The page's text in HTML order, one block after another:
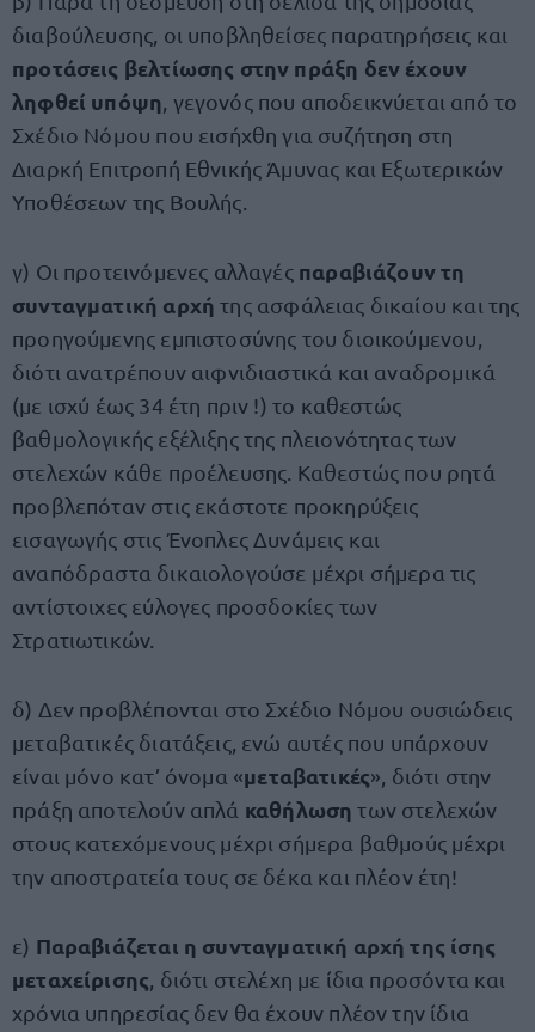
διαβούλευσης, οι υποβληθείσες παρατηρήσεις και
προτάσεις βελτίωσης στην πράξη δεν έχουν
ληφθεί υπόψη , γεγονός που αποδεικνύεται από το
Σχέδιο Νόμου που εισήχθη για συζήτηση στη
Διαρκή Επιτροπή Εθνικής Άμυνας και Εξωτερικών
Υποθέσεων της Βουλής.
γ) Οι προτεινόμενες αλλαγές παραβιάζουν τη
συνταγματική αρχή της ασφάλειας δικαίου και της
προηγούμενης εμπιστοσύνης του διοικούμενου,
διότι ανατρέπουν αιφνιδιαστικά και αναδρομικά
(με ισχύ έως 34 έτη πριν !) το καθεστώς
βαθμολογικής εξέλιξης της πλειονότητας των
στελεχών κάθε προέλευσης. Καθεστώς που ρητά
προβλεπόταν στις εκάστοτε προκηρύξεις
εισαγωγής στις Ένοπλες Δυνάμεις και
αναπόδραστα δικαιολογούσε μέχρι σήμερα τις
αντίστοιχες εύλογες προσδοκίες των
Στρατιωτικών.
δ) Δεν προβλέπονται στο Σχέδιο Νόμου ουσιώδεις
μεταβατικές διατάξεις, ενώ αυτές που υπάρχουν
είναι μόνο κατ’ όνομα «μεταβατικές», διότι στην
πράξη αποτελούν απλά καθήλωσητων στελεχών
στους κατεχόμενους μέχρι σήμερα βαθμούς μέχρι
την αποστρατεία τους σε δέκα και πλέον έτη!
ε) Παραβιάζεται η συνταγματική αρχή της ίσης
μεταχείρισης , διότι στελέχη με ίδια προσόντα και
χρόνια υπηρεσίας δεν θα έχουν πλέον την ίδια